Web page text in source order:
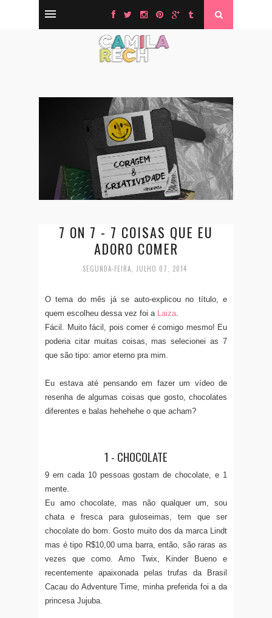
7 ON 7 - 7 COISAS QUE EU
ADORO COMER
SEGUNDA-FEIRA, JULHO 07, 2014
O tema do mês já se auto-explicou no título, e
quem escolheu dessa vez foi a Laiza
Fácil. Muito fácil, pois comer é comigo mesmo! Eu
poderia citar muitas coisas, mas selecionei as 7
que são tipo: amor eterno pra mim.
Eu estava até pensando em fazer um vídeo de
resenha de algumas coisas que gosto, chocolates
diferentes e balas hehehehe o que acham?
1 - CHOCOLATE
9 em cada 10 pessoas gostam de chocolate, e 1
mente.
Eu amo chocolate, mas não qualquer um, sou
chata e fresca para guloseimas, tem que ser
chocolate do bom. Gosto muito dos da marca Lindt
mas é tipo R$10,00 uma barra, então, são raras as
vezes que como. Amo Twix, Kinder Bueno e
recentemente apaixonada pelas trufas da Brasil
Cacau do Adventure Time, minha preferida foi a da
princesa Jujuba.